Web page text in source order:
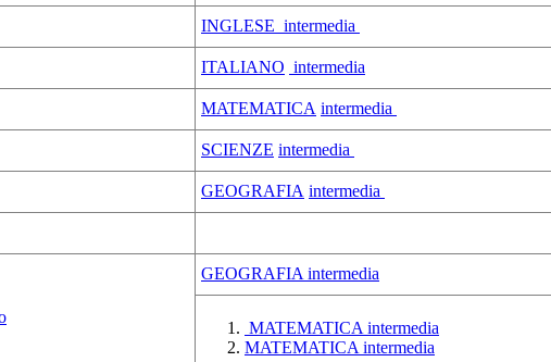
INGLESE intermedia
ITALIANO intermedia
MATEMATICA intermedia
SCIENZE intermedia
GEOGRAFIA intermedia
GEOGRAFIA intermedia
MATEMATICA intermedia
MATEMATICA intermedia